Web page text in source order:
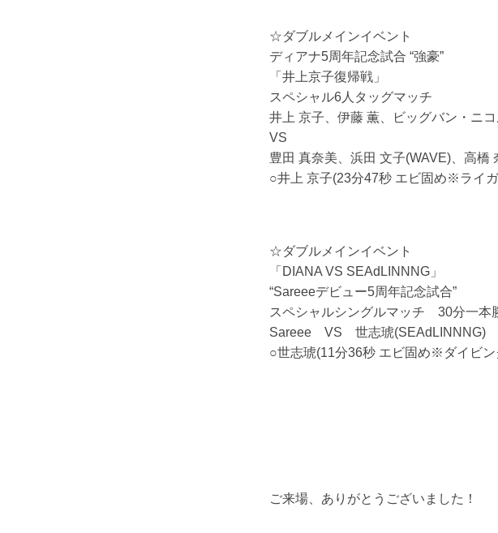
☆ダブルメインイベント
ディアナ5周年記念試合 “強豪”
「井上京子復帰戦」
スペシャル6人タッグマッチ
井上 京子、伊藤 薫、ビッグバン・ニ
VS
豊田 真奈美、浜田 文子(WAVE)、高橋
○井上 京子(23分47秒 エビ固め※ライ
☆ダブルメインイベント
「DIANA VS SEAdLINNNG」
“Sareeeデビュー5周年記念試合”
スペシャルシングルマッチ 30分一本
Sareee VS 世志琥(SEAdLINNNG)
○世志琥(11分36秒 エビ固め※ダイビ
ご来場、ありがとうございました！